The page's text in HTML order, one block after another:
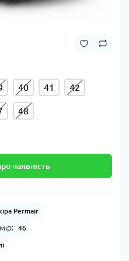
40 41 42
48
наявність
Permair
46